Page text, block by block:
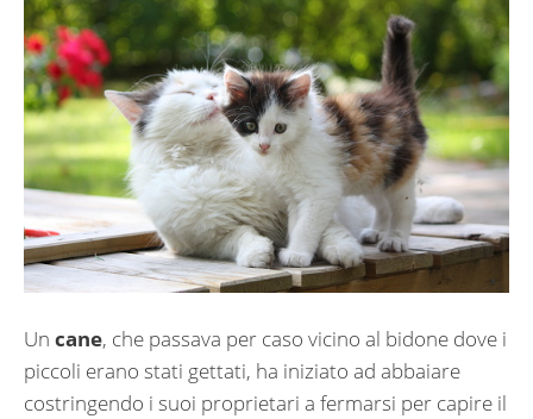
Un cane, che passava per caso vicino al bidone dove i
piccoli erano stati gettati, ha iniziato ad abbaiare
costringendo i suoi proprietari a fermarsi per capire il